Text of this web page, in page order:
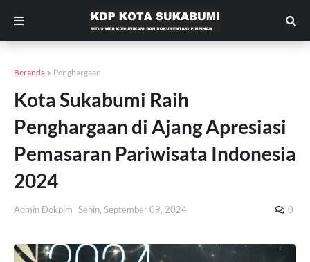
Beranda Penghargaan
Kota Sukabumi Raih
Penghargaan di Ajang Apresiasi
Pemasaran Pariwisata Indonesia
2024
Admin Dokpim Senin, September 09, 2024 0